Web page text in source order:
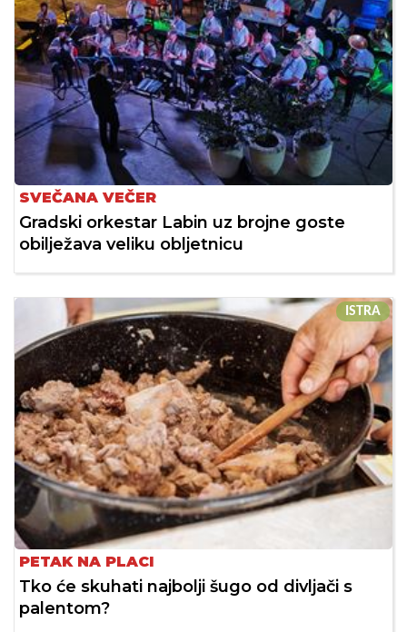
SVEČANA VEČER
Gradski orkestar Labin uz brojne goste
obilježava veliku obljetnicu
ISTRA
PETAK NA PLACI
Tko će skuhati najbolji šugo od divljači s
palentom?